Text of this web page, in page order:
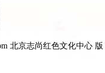
北京志尚红色文化中心 版